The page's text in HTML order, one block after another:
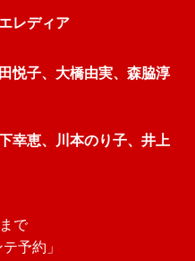
レディア
悦子、大橋由実、森脇淳
幸恵、川本のり子、井上
で
予約」